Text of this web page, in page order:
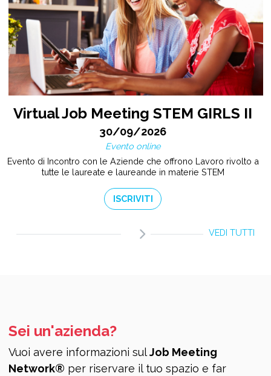
Virtual Job Meeting STEM GIRLS II
30/09/2026
Evento online
Evento di Incontro con le Aziende che offrono Lavoro rivolto a
tutte le laureate e laureande in materie STEM
ISCRIVITI
VEDI TUTTI
Sei un'azienda?
Vuoi avere informazioni sulJob Meeting
Network® per riservare il tuo spazio e far